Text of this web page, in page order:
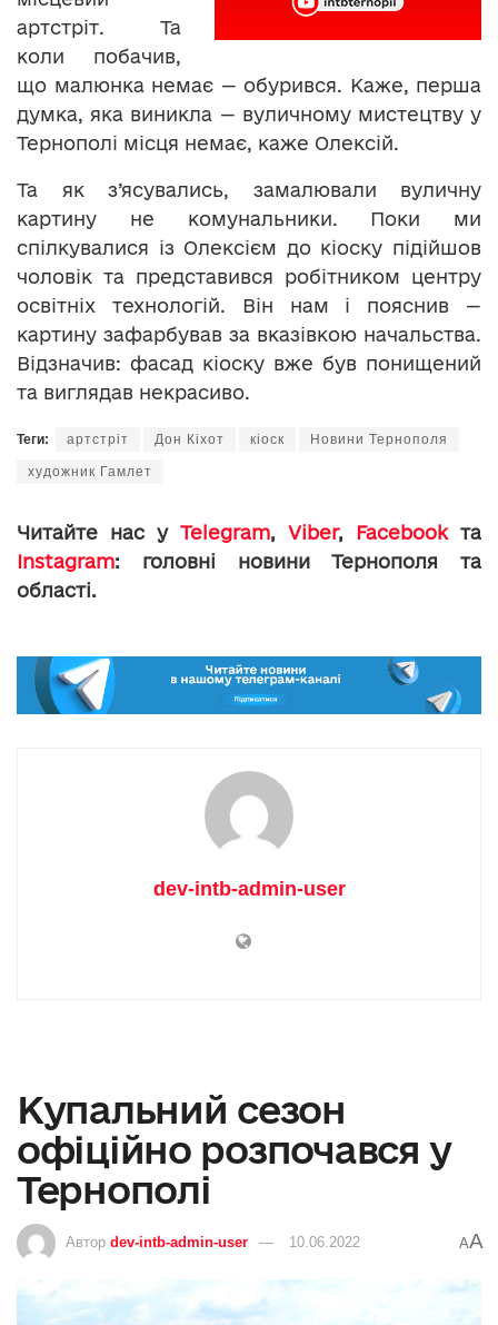
артстріт. Та
коли побачив,
що малюнка немає — обурився. Каже, перша
думка, яка виникла — вуличному мистецтву у
Тернополі місця немає, каже Олексій.
Та як з’ясувались, замалювали вуличну
картину не комунальники. Поки ми
спілкувалися із Олексієм до кіоску підійшов
чоловік та представився робітником центру
освітніх технологій. Він нам і пояснив —
картину зафарбував за вказівкою начальства.
Відзначив: фасад кіоску вже був понищений
та виглядав некрасиво.
Теги: артстріт Дон Кіхот кіоск Новини Тернополя
художник Гамлет
Читайте нас у Telegram, Viber, Facebookта
Instagram: головні новини Тернополя та
області.
dev-intb-admin-user
Купальний сезон
офіційно розпочався у
Тернополі
Автор dev-intb-admin-user 10.06.2022 AA